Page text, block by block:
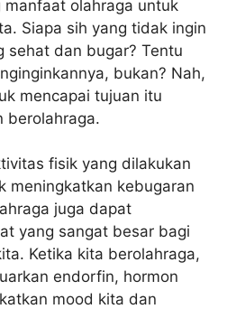
olahraga untuk
Siapa sih yang tidak ingin
sehat dan bugar? Tentu
bukan? Nah,
mencapai tujuan itu
berolahraga.
fisik yang dilakukan
meningkatkan kebugaran
juga dapat
yang sangat besar bagi
Ketika kita berolahraga,
endorfin, hormon
mood kita dan